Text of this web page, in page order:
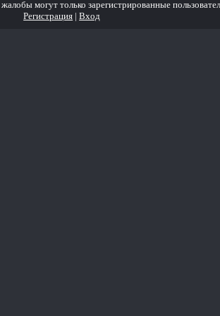
могут только зарегистрированные
Регистрация |Вход